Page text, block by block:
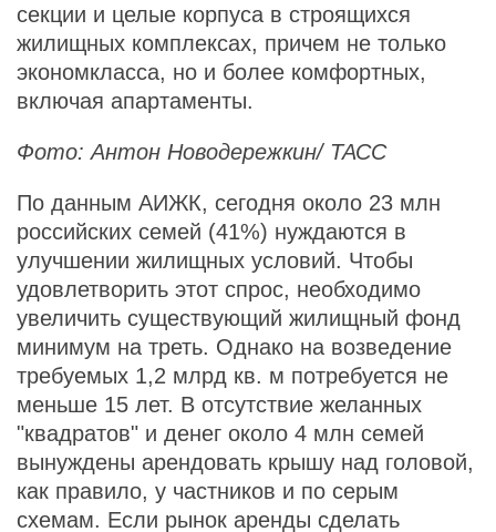
секции и целые корпуса в строящихся
жилищных комплексах, причем не только
экономкласса, но и более комфортных,
включая апартаменты.
Фото: Антон Новодережкин/ ТАСС
По данным АИЖК, сегодня около 23 млн
российских семей (41%) нуждаются в
улучшении жилищных условий. Чтобы
удовлетворить этот спрос, необходимо
увеличить существующий жилищный фонд
минимум на треть. Однако на возведение
требуемых 1,2 млрд кв. м потребуется не
меньше 15 лет. В отсутствие желанных
"квадратов" и денег около 4 млн семей
вынуждены арендовать крышу над головой,
как правило, у частников и по серым
схемам. Если рынок аренды сделать